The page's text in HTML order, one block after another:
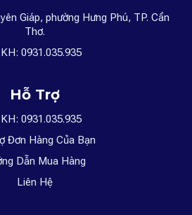
Giáp, phường Hưng Phú, TP. Cần
Thơ.
0931.035.935
Hỗ Trợ
0931.035.935
Đơn Hàng Của Bạn
Dẫn Mua Hàng
Liên Hệ